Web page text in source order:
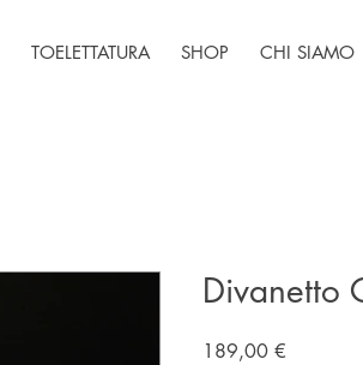
TOELETTATURA SHOP CHI SIAMO
Divanetto
189,00 €